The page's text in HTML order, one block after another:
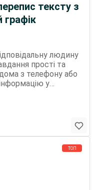
тексту з
графік
людину
з телефону або
у
за
(залежить від
ТОП